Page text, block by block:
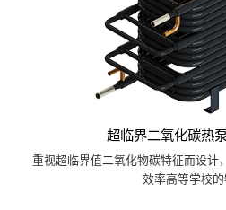
超临界二氧化碳热
重视超临界值二氧化物碳特征而设计
效率高等学校的